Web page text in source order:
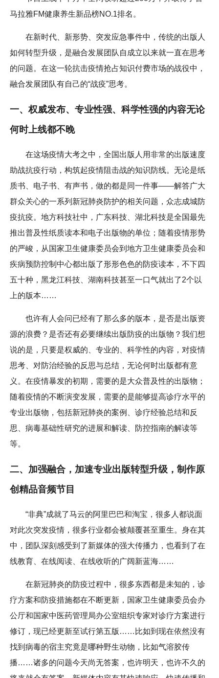
马拉雅FM健康养生新品榜NO.1排名。
在新时代、新形势、突发应急事件中，传统的出版人
如何转型升级，是融合发展团队自成立以来就一直在思考
的问题。在这一轮抗击疫情抢占知识付费市场的战役中，
融合发展团队有自己的“战疫”思考。
一、权威发布、专业性强、科学性强的内容无论
何时上线都不晚
在这场疫情大考之中，全国出版人用非常的出版速度
助战抗疫行动，构筑起疫情阻击战的知识防线。无论是纸
质书、电子书、有声书，做的都是同一件事——解答广大
群众关心的一系列新冠肺炎防护的相关问题，众志成城防
疫抗疫。地方科技社中，广东科技、湖北科技是全国最先
推出普及性纸质读本和电子出版物的单位；随着疫情形势
的严峻，从国家卫生健康委员会到地方卫生健康委员会和
疾病预防控制中心都出版了形形色色的防疫读本，不下四
五十种，黑龙江科技、湖南科技甚至一口气就出了2个以
上的版本……
也许有人会问已经有了那么多的版本，是否是出版资
源的浪费？是否还有必要继续出版防疫的出版物？我们想
说的是，只要是权威的、专业的、科学性的内容，对疫情
思考、对防治经验的反思与总结，无论何时出版都有意
义。在疫情暴发的初期，需要的是大众普及性的出版物；
随着疫情的不断演变发展，需要的是能够提高诊疗水平的
专业出版物，包括新冠肺炎的案例、诊疗经验总结和反
思、病毒基础性研究的进展和解读、防控指南的解读等
等。
二、加强融合，加速专业出版转型升级，制作原
创精品音频节目
“非典”成就了马云的阿里巴巴和淘宝，很多人都说面
对此次突发疫情，很多行业都会被颠覆甚至重生。身在其
中，团队深刻感受到了新媒体的强大传播力，也看到了在
线教育、在线阅读、在线收听的广阔新蓝海……
在新冠肺炎的防疫过程中，很多东西都是未知的，诊
疗方案和防疫措施都在不断更新，国家卫生健康委员会办
公厅和国家中医药管理局办公室组织专家对诊疗方案进行
修订，现已经更新至试行第五版……比如到现在依然没有
找到病毒的宿主究竟是哪种野生动物，比如气溶胶传
播……诸多的问题今天尚无答案，也许明天，也许不久的